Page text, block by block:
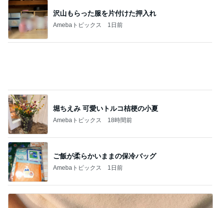
堀ちえみ 可愛いトルコ桔梗の小夏
Amebaトピックス 18時間前